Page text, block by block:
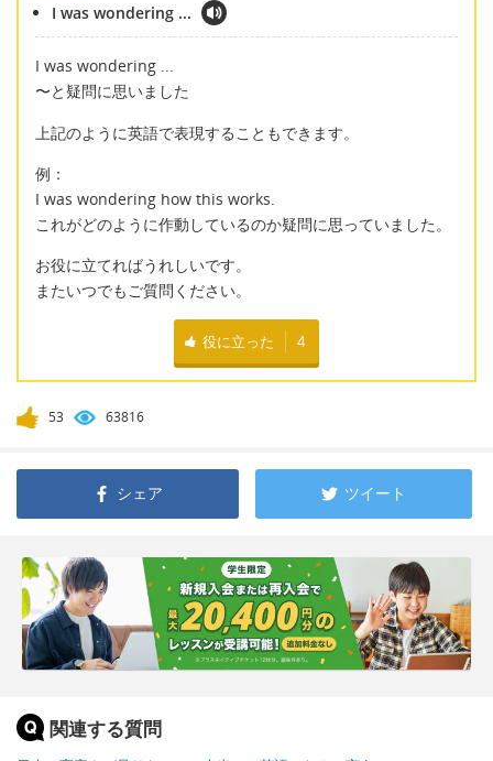
I was wondering ...
I was wondering ...
〜と疑問に思いました
上記のように英語で表現することもできます。
例：
I was wondering how this works.
これがどのように作動しているのか疑問に思っていました。
お役に立てればうれしいです。
またいつでもご質問ください。
役に立った 4
53 63816
シェア ツイート
関連する質問